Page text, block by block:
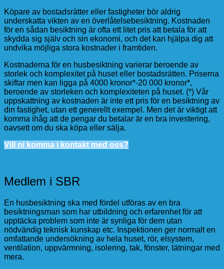
Köpare av bostadsrätter eller fastigheter bör aldrig
underskatta vikten av en överlåtelsebesiktning. Kostnaden
för en sådan besiktning är ofta ett litet pris att betala för att
skydda sig själv och sin ekonomi, och det kan hjälpa dig att
undvika möjliga stora kostnader i framtiden.
Kostnaderna för en husbesiktning varierar beroende av
storlek och komplexitet på huset eller bostadsrätten. Priserna
skiftar men kan ligga på 4000 kronor*-20 000 kronor*,
beroende av storleken och komplexiteten på huset. (*) Vår
uppskattning av kostnaden är inte ett pris för en besiktning av
din fastighet, utan ett generellt exempel. Men det är viktigt att
komma ihåg att de pengar du betalar är en bra investering,
oavsett om du ska köpa eller sälja.
Vill ni komma i kontakt med oss?
Medlem i SBR
En husbesiktning ska med fördel utföras av en bra
besiktningsman som har utbildning och erfarenhet för att
upptäcka problem som inte är synliga för dem utan
nödvändig teknisk kunskap etc. Inspektionen ger normalt en
omfattande undersökning av hela huset, rör, elsystem,
ventilation, uppvärmning, isolering, tak, fönster, tätningar med
mera.